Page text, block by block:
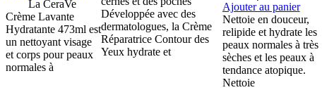
La CeraVe
Crème Lavante
Hydratante 473ml est
un nettoyant visage
et corps pour peaux
normales à
Développée avec des
dermatologues, la Crème
Réparatrice Contour des
Yeux hydrate et
Ajouter au panier
Nettoie en douceur,
relipide et hydrate les
peaux normales à très
sèches et les peaux à
tendance atopique.
Nettoie